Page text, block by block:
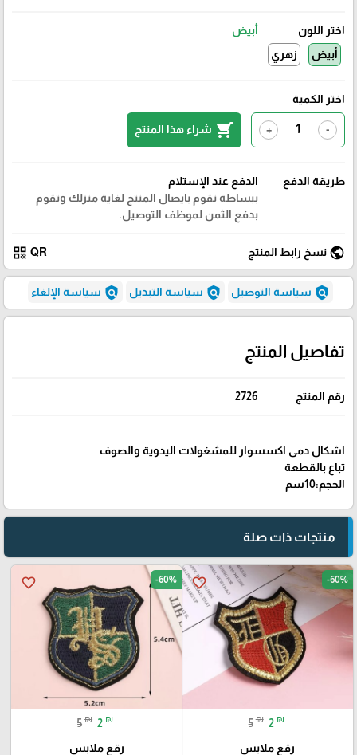
اختر اللون
أبيض
أبيض
زهري
اختر الكمية
-
+
shopping_cart شراء هذا المنتج
طريقة الدفع
الدفع عند الإستلام
ببساطة نقوم بايصال المنتج لغاية منزلك وتقوم
بدفع الثمن لموظف التوصيل.
public نسخ رابط المنتج QR
qr_code
policy سياسة التوصيل policy سياسة التبديل policy سياسة الإلغاء
تفاصيل المنتج
رقم المنتج 2726
اشكال دمى اكسسوار للمشغولات اليدوية والصوف
تباع بالقطعة
الحجم:10سم
منتجات ذات صلة
favorite_border -60%
5 ₪ 2 ₪
رقع ملابس
favorite_border -60%
5 ₪ 2 ₪
رقع ملابس